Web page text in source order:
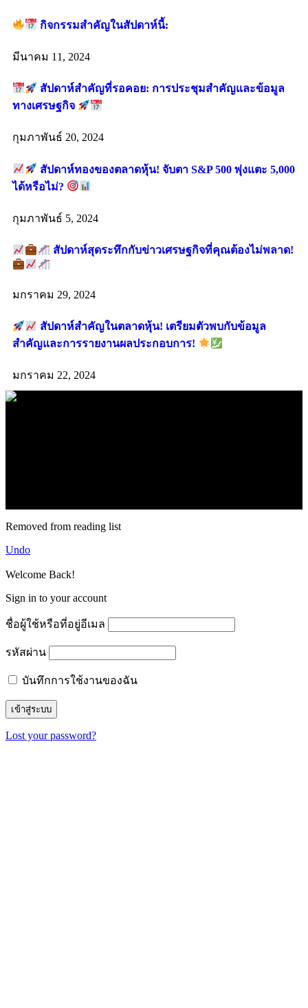
กิจกรรมสำคัญในสัปดาห์นี้:
มีนาคม 11, 2024
สัปดาห์สำคัญที่รอคอย: การประชุมสำคัญและข้อมูล
ทางเศรษฐกิจ
กุมภาพันธ์ 20, 2024
สัปดาห์ทองของตลาดหุ้น! จับตา S&P 500 พุ่งแตะ 5,000
ได้หรือไม่?
กุมภาพันธ์ 5, 2024
สัปดาห์สุดระทึกกับข่าวเศรษฐกิจที่คุณต้องไม่พลาด!
มกราคม 29, 2024
สัปดาห์สำคัญในตลาดหุ้น! เตรียมตัวพบกับข้อมูล
สำคัญและการรายงานผลประกอบการ!
มกราคม 22, 2024
Removed from reading list
Undo
Welcome Back!
Sign in to your account
ชื่อผู้ใช้หรือที่อยู่อีเมล
รหัสผ่าน
บันทึกการใช้งานของฉัน
Lost your password?